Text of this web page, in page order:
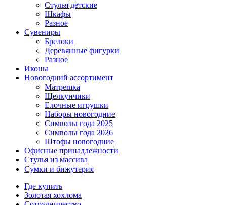
Стулья детские
Шкафы
Разное
Сувениры
Брелоки
Деревянные фигурки
Разное
Иконы
Новогодний ассортимент
Матрешка
Щелкунчики
Елочные игрушки
Наборы новогодние
Символы года 2025
Символы года 2026
Штофы новогодние
Офисные принадлежности
Стулья из массива
Сумки и бижутерия
Где купить
Золотая хохлома